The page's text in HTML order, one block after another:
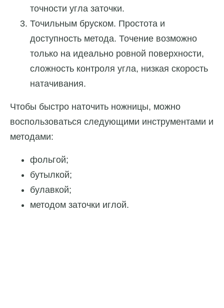
точности угла заточки.
Точильным бруском. Простота и
доступность метода. Точение возможно
только на идеально ровной поверхности,
сложность контроля угла, низкая скорость
натачивания.
Чтобы быстро наточить ножницы, можно
воспользоваться следующими инструментами и
методами:
фольгой;
бутылкой;
булавкой;
методом заточки иглой.